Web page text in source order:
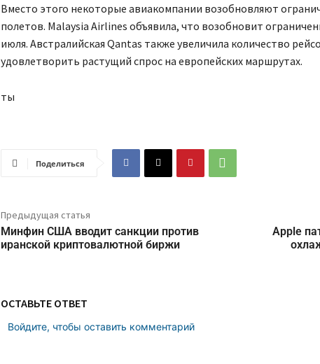
Вместо этого некоторые авиакомпании возобновляют
полетов. Malaysia Airlines объявила, что возобновит
июля. Австралийская Qantas также увеличила количество
удовлетворить растущий спрос на европейских маршрутах.
ты
Поделиться
Предыдущая статья
Минфин США вводит санкции против
иранской криптовалютной биржи
Apple
ОСТАВЬТЕ ОТВЕТ
Войдите, чтобы оставить комментарий